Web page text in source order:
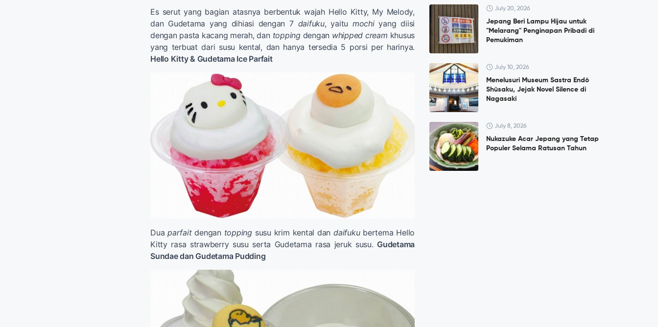
Es serut yang bagian atasnya berbentuk wajah Hello Kitty, My Melody,
dan Gudetama yang dihiasi dengan 7 daifuku, yaitu mochiyang diisi
dengan pasta kacang merah, dan toppingdengan whipped cream khusus
yang terbuat dari susu kental, dan hanya tersedia 5 porsi per harinya.
Hello Kitty & Gudetama Ice Parfait
Duaparfaitdengan toppingsusu krim kental dan daifukubertema Hello
Kitty rasa strawberry susu serta Gudetama rasa jeruk susu. Gudetama
Sundae dan Gudetama Pudding
July 20, 2026
Jepang Beri Lampu Hijau untuk
"Melarang" Penginapan Pribadi di
Pemukiman
July 10, 2026
Menelusuri Museum Sastra Endō
Shūsaku, Jejak Novel Silence di
Nagasaki
July 8, 2026
Nukazuke Acar Jepang yang Tetap
Populer Selama Ratusan Tahun